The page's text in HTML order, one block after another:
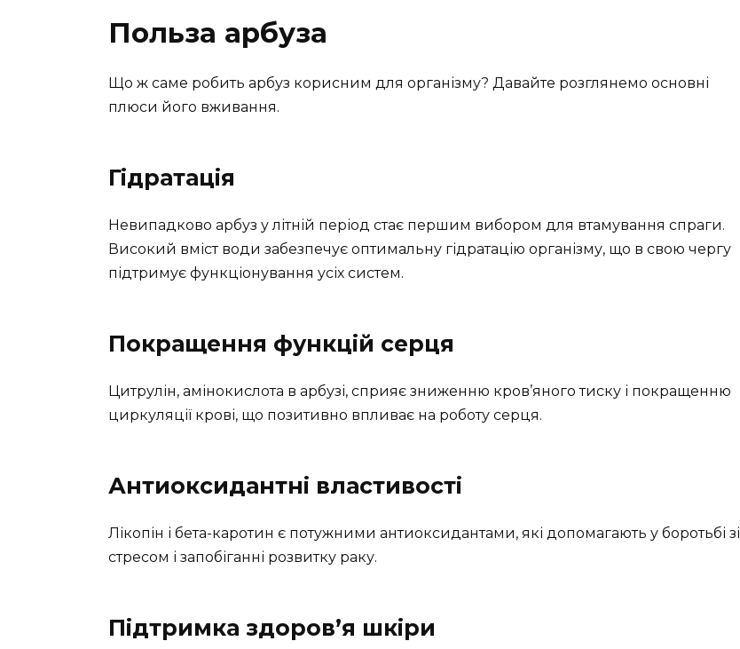
Польза арбуза
Що ж саме робить арбуз корисним для організму? Давайте розглянемо основні
плюси його вживання.
Гідратація
Невипадково арбуз у літній період стає першим вибором для втамування спраги.
Високий вміст води забезпечує оптимальну гідратацію організму, що в свою чергу
підтримує функціонування усіх систем.
Покращення функцій серця
Цитрулін, амінокислота в арбузі, сприяє зниженню кров’яного тиску і покращенню
циркуляції крові, що позитивно впливає на роботу серця.
Антиоксидантні властивості
Лікопін і бета-каротин є потужними антиоксидантами, які допомагають у боротьбі зі
стресом і запобіганні розвитку раку.
Підтримка здоров’я шкіри